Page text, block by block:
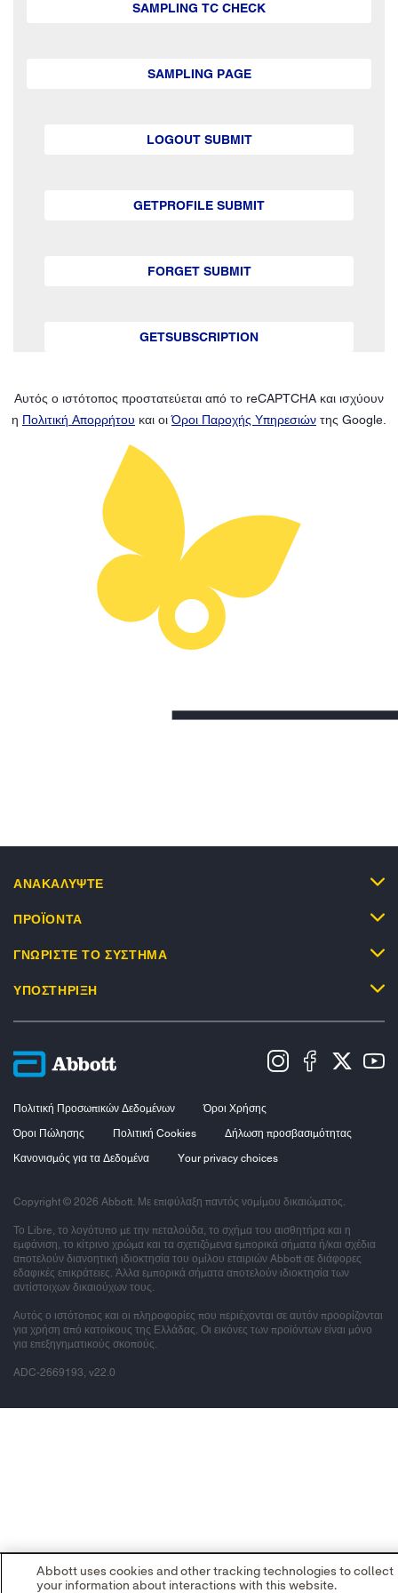
SAMPLING TC CHECK
SAMPLING PAGE
LOGOUT SUBMIT
GETPROFILE SUBMIT
FORGET SUBMIT
GETSUBSCRIPTION
Αυτός ο ιστότοπος προστατεύεται από το reCAPTCHA και ισχύουν
η Πολιτική Απορρήτου και οιΌροι Παροχής Υπηρεσιών της Google.
ΑΝΑΚΑΛΥΨΤΕ
ΠΡΟΪΟΝΤΑ
ΓΝΩΡΙΣΤΕ ΤΟ ΣΥΣΤΗΜΑ
ΥΠΟΣΤΗΡΙΞΗ
Πολιτική Προσωπικών Δεδομένων
Όροι Χρήσης
Όροι Πώλησης
Πολιτική Cookies
Δήλωση προσβασιμότητας
Κανονισμός για τα Δεδομένα
Your privacy choices
Copyright © 2026 Abbott. Με επιφύλαξη παντός νομίμου δικαιώματος.
Το Libre, το λογότυπο με την πεταλούδα, το σχήμα του αισθητήρα και η
εμφάνιση, το κίτρινο χρώμα και τα σχετιζόμενα εμπορικά σήματα ή/και σχέδια
αποτελούν διανοητική ιδιοκτησία του ομίλου εταιριών Abbott σε διάφορες
εδαφικές επικράτειες. Άλλα εμπορικά σήματα αποτελούν ιδιοκτησία των
αντίστοιχων δικαιούχων τους.
Αυτός ο ιστότοπος και οι πληροφορίες που περιέχονται σε αυτόν προορίζονται
για χρήση από κατοίκους της Ελλάδας. Οι εικόνες των προϊόντων είναι μόνο
για επεξηγηματικούς σκοπούς.
ADC-2669193, v22.0
Abbott uses cookies and other tracking technologies to collect
your information about interactions with this website.